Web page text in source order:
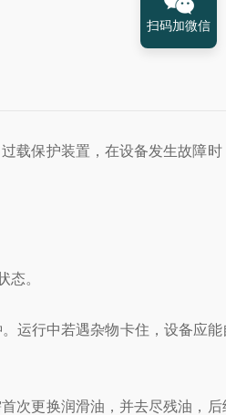
载保护装置，在设备发生故障时
。
运行中若遇杂物卡住，设备应能
次更换润滑油，并去尽残油，后
扫码加微信